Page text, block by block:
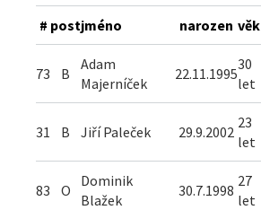
# postjméno narozen věk
73 B
Adam
Majerníček
22.11.1995
30
let
31 B Jiří Paleček 29.9.2002
23
let
83 O
Dominik
Blažek
30.7.1998
27
let